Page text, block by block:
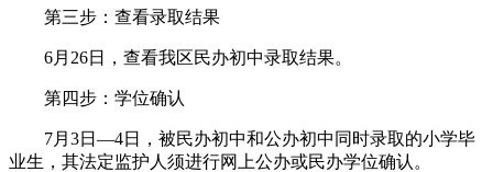
第三步：查看录取结果
6月26日，查看我区民办初中录取结果。
第四步：学位确认
7月3日—4日，被民办初中和公办初中同时录取的小学毕
业生，其法定监护人须进行网上公办或民办学位确认。